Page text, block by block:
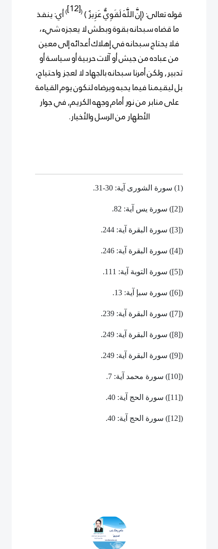
قوله تعالى: (إِنَّ اللَّهَ لَقَوِيٌّ عَزِيزٌ )(
[12]
)أي: ينفذ
ما قضاه سبحانه بقوة وبطش لا يعجزه شيء،
فلا يحتاج سبحانه في إهلاك أعدائه إلى معين
من عباده من جيش أو آلات حربية أو سياسة أو
تدبير, ولكن أمرنا سبحانه بالجهاد لا لعجز واحتياج،
بل ليقيمنا فيما يحبه ويرضاه لنكون يوم القيامة
على منابر من نور أمام وجهه الكريم, في جوار
الأطهار من الرسل والأخيار.
(1) سورة الشورى آية: 30-31.
(
[2]) سورة يس آية: 82.
(
[3]) سورة البقرة آية: 244.
(
[4]) سورة البقرة آية: 246.
(
[5]) سورة التوبة آية: 111.
(
[6]) سورة سبإ آية: 13.
(
[7]) سورة البقرة آية: 239.
(
[8]) سورة البقرة آية: 249.
(
[9]) سورة البقرة آية: 249.
(
[10]) سورة محمد آية: 7.
(
[11]) سورة الحج آية: 40.
(
[12]) سورة الحج آية: 40.